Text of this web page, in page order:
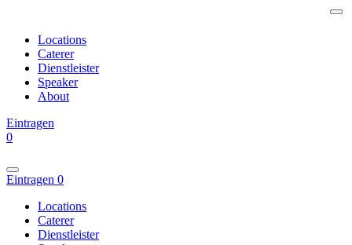
Locations
Caterer
Dienstleister
Speaker
About
Eintragen
0
Eintragen 0
Locations
Caterer
Dienstleister